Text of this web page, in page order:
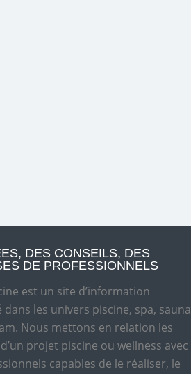
DES CONSEILS, DES
DE PROFESSIONNELS
est un site d’information
dans les univers piscine, spa, sauna
Nous mettons en relation les
projet piscine ou wellness avec
capables de le réaliser, le